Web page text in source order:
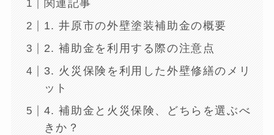
関連記事
1. 井原市の外壁塗装補助金の概要
2. 補助金を利用する際の注意点
3. 火災保険を利用した外壁修繕のメリ
ット
4. 補助金と火災保険、どちらを選ぶべ
きか？